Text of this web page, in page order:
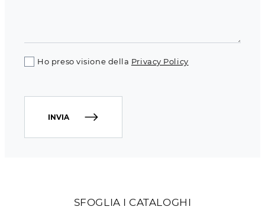
SFOGLIA I CATALOGHI
Ho preso visione della Privacy Policy
INVIA